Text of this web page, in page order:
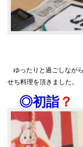
ゆったりと過ごしなが
せち料理を頂きました。
◎初詣 ？